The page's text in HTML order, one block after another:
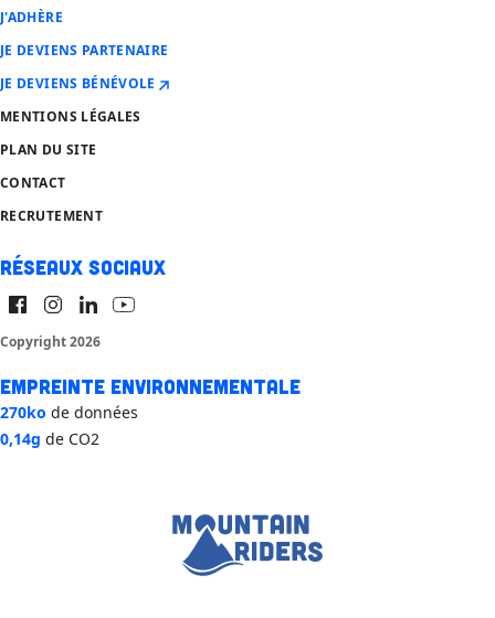
J'ADHÈRE
JE DEVIENS PARTENAIRE
JE DEVIENS BÉNÉVOLE
MENTIONS LÉGALES
PLAN DU SITE
CONTACT
RECRUTEMENT
Réseaux sociaux
Copyright 2026
Empreinte environnementale
270ko de données
0,14g de CO2